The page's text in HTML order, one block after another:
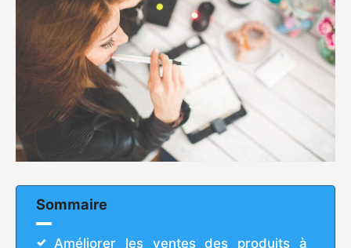
Sommaire
Améliorer les ventes des produits à